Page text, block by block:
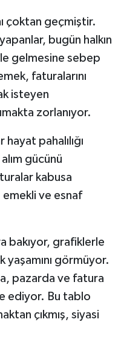
çoktan geçmiştir.
bugün halkın
gelmesine sebep
faturalarını
isteyen
zorlanıyor.
pahalılığı
gücünü
kabusa
emekli ve esnaf
bakıyor, grafiklerle
yaşamını görmüyor.
pazarda ve fatura
ediyor. Bu tablo
çıkmış, siyasi